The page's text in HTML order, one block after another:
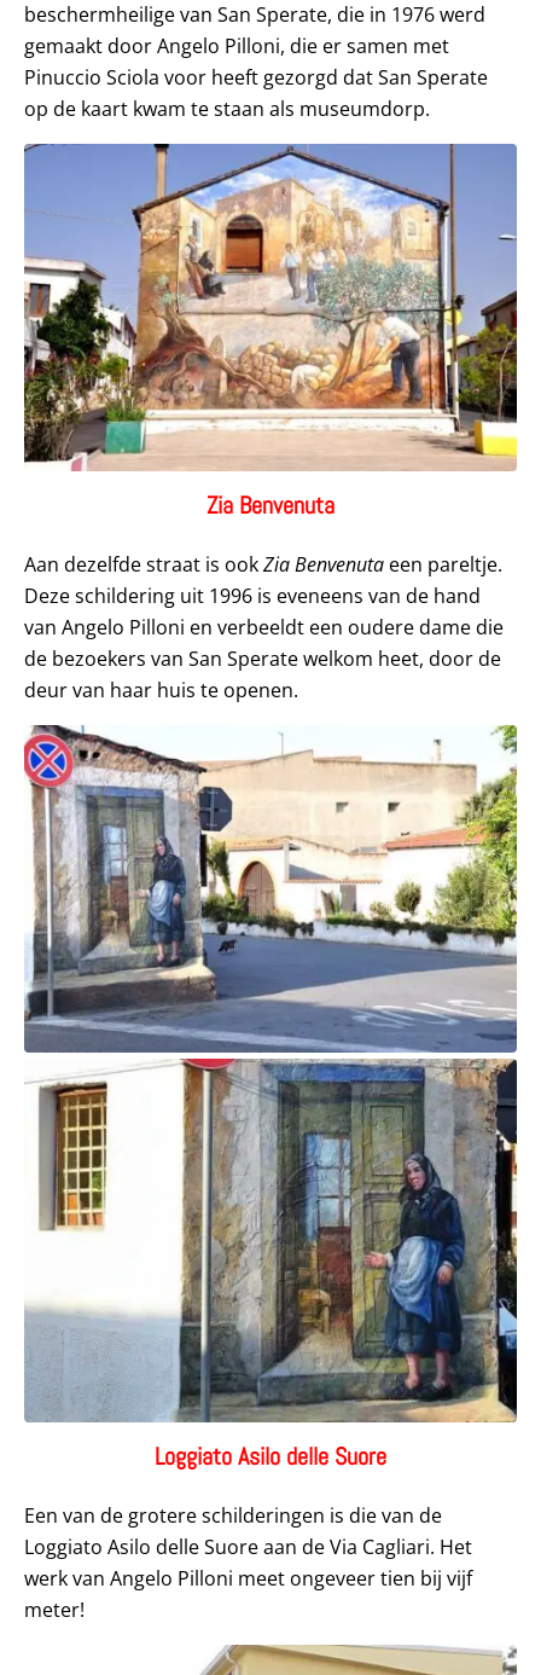
beschermheilige van San Sperate, die in 1976 werd
gemaakt door Angelo Pilloni, die er samen met
Pinuccio Sciola voor heeft gezorgd dat San Sperate
op de kaart kwam te staan als museumdorp.
Zia Benvenuta
Aan dezelfde straat is ookZia Benvenuta een pareltje.
Deze schildering uit 1996 is eveneens van de hand
van Angelo Pilloni en verbeeldt een oudere dame die
de bezoekers van San Sperate welkom heet, door de
deur van haar huis te openen.
Loggiato Asilo delle Suore
Een van de grotere schilderingen is die van de
Loggiato Asilo delle Suore aan de Via Cagliari. Het
werk van Angelo Pilloni meet ongeveer tien bij vijf
meter!